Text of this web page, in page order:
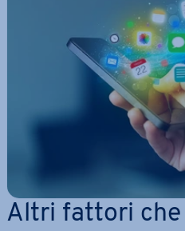
Altri fattori che